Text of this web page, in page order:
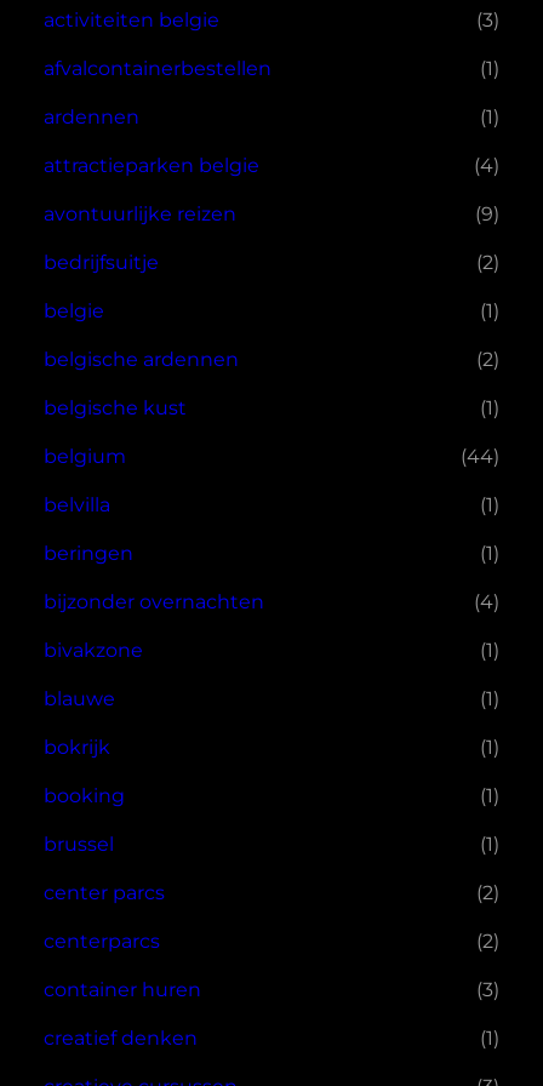
activiteiten belgie (3)
afvalcontainerbestellen (1)
ardennen (1)
attractieparken belgie (4)
avontuurlijke reizen (9)
bedrijfsuitje (2)
belgie (1)
belgische ardennen (2)
belgische kust (1)
belgium (44)
belvilla (1)
beringen (1)
bijzonder overnachten (4)
bivakzone (1)
blauwe (1)
bokrijk (1)
booking (1)
brussel (1)
center parcs (2)
centerparcs (2)
container huren (3)
creatief denken (1)